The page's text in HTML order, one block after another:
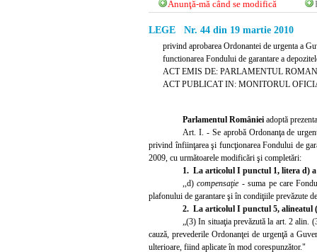
Anunţă-mă când se modifică
LEGE Nr. 44 din 19 martie 2010
privind aprobarea Ordonantei de urgenta a
functionarea Fondului de garantare a
ACT EMIS DE: PARLAMENTUL
ACT PUBLICAT IN: MONITORUL
Parlamentul României adoptă
Art. I. - Se aprobă Ordonanţa de
privind înfiinţarea şi funcţionarea Fondului de
2009, cu următoarele modificări şi completări:
1. La articolul I punctul 1, litera d)
,,d)compensaţie - suma pe care
plafonului de garantare şi în condiţiile prevăzute
2. La articolul I punctul 5, alineatul
„(3) In situaţia prevăzută la art. 2 alin.
cauză, prevederile Ordonanţei de urgenţă a
ulterioare, fiind aplicate în mod corespunzător."